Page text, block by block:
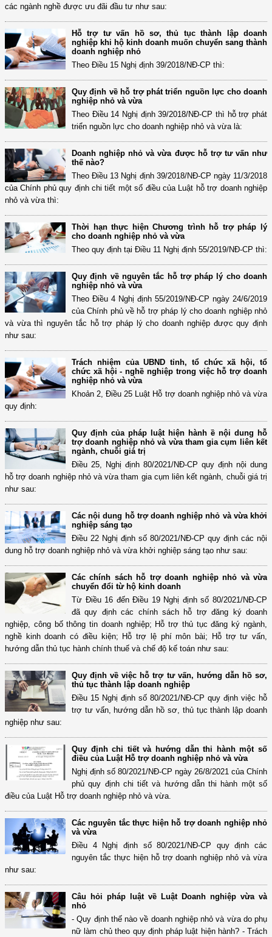
các ngành nghề được ưu đãi đầu tư như sau:
Hỗ trợ tư vấn hồ sơ, thủ tục thành lập doanh
nghiệp khi hộ kinh doanh muốn chuyển sang thành
doanh nghiệp nhỏ
Theo Điều 15 Nghị định 39/2018/NĐ-CP thì:
Quy định về hỗ trợ phát triển nguồn lực cho doanh
nghiệp nhỏ và vừa
Theo Điều 14 Nghị định 39/2018/NĐ-CP thì hỗ trợ phát
triển nguồn lực cho doanh nghiệp nhỏ và vừa là:
Doanh nghiệp nhỏ và vừa được hỗ trợ tư vấn như
thế nào?
Theo Điều 13 Nghị định 39/2018/NĐ-CP ngày 11/3/2018
của Chính phủ quy định chi tiết một số điều của Luật hỗ trợ doanh nghiệp
nhỏ và vừa thì:
Thời hạn thực hiện Chương trình hỗ trợ pháp lý
cho doanh nghiệp nhỏ và vừa
Theo quy định tại Điều 11 Nghị định 55/2019/NĐ-CP thì:
Quy định về nguyên tắc hỗ trợ pháp lý cho doanh
nghiệp nhỏ và vừa
Theo Điều 4 Nghị định 55/2019/NĐ-CP ngày 24/6/2019
của Chính phủ về hỗ trợ pháp lý cho doanh nghiệp nhỏ
và vừa thì nguyên tắc hỗ trợ pháp lý cho doanh nghiệp được quy định
như sau:
Trách nhiệm của UBND tỉnh, tổ chức xã hội, tổ
chức xã hội - nghề nghiệp trong việc hỗ trợ doanh
nghiệp nhỏ và vừa
Khoản 2, Điều 25 Luật Hỗ trợ doanh nghiệp nhỏ và vừa
quy định:
Quy định của pháp luật hiện hành ề nội dung hỗ
trợ doanh nghiệp nhỏ và vừa tham gia cụm liên kết
ngành, chuỗi giá trị
Điều 25, Nghị định 80/2021/NĐ-CP quy định nội dung
hỗ trợ doanh nghiệp nhỏ và vừa tham gia cụm liên kết ngành, chuỗi giá trị
như sau:
Các nội dung hỗ trợ doanh nghiệp nhỏ và vừa khởi
nghiệp sáng tạo
Điều 22 Nghị định số 80/2021/NĐ-CP quy định các nội
dung hỗ trợ doanh nghiệp nhỏ và vừa khởi nghiệp sáng tạo như sau:
Các chính sách hỗ trợ doanh nghiệp nhỏ và vừa
chuyển đổi từ hộ kinh doanh
Từ Điều 16 đến Điều 19 Nghị định số 80/2021/NĐ-CP
đã quy định các chính sách hỗ trợ đăng ký doanh
nghiệp, công bố thông tin doanh nghiệp; Hỗ trợ thủ tục đăng ký ngành,
nghề kinh doanh có điều kiện; Hỗ trợ lệ phí môn bài; Hỗ trợ tư vấn,
hướng dẫn thủ tục hành chính thuế và chế độ kế toán như sau:
Quy định về việc hỗ trợ tư vấn, hướng dẫn hồ sơ,
thủ tục thành lập doanh nghiệp
Điều 15 Nghị định số 80/2021/NĐ-CP quy định việc hỗ
trợ tư vấn, hướng dẫn hồ sơ, thủ tục thành lập doanh
nghiệp như sau:
Quy định chi tiết và hướng dẫn thi hành một số
điều của Luật Hỗ trợ doanh nghiệp nhỏ và vừa
Nghị định số 80/2021/NĐ-CP ngày 26/8/2021 của Chính
phủ quy định chi tiết và hướng dẫn thi hành một số
điều của Luật Hỗ trợ doanh nghiệp nhỏ và vừa.
Các nguyên tắc thực hiện hỗ trợ doanh nghiệp nhỏ
và vừa
Điều 4 Nghị định số 80/2021/NĐ-CP quy định các
nguyên tắc thực hiện hỗ trợ doanh nghiệp nhỏ và vừa
như sau:
Câu hỏi pháp luật về Luật Doanh nghiệp vừa và
nhỏ
- Quy định thế nào về doanh nghiệp nhỏ và vừa do phụ
nữ làm chủ theo quy định pháp luật hiện hành? - Trách